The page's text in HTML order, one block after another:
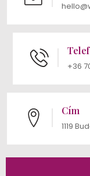
+36
Cím
1119